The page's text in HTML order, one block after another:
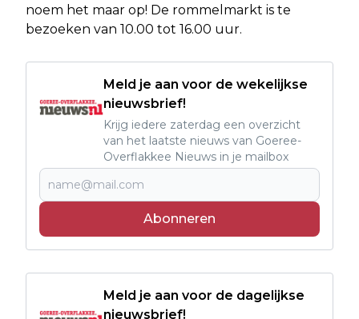
noem het maar op! De rommelmarkt is te
bezoeken van 10.00 tot 16.00 uur.
Meld je aan voor de wekelijkse
nieuwsbrief!
Krijg iedere zaterdag een overzicht
van het laatste nieuws van Goeree-
Overflakkee Nieuws in je mailbox
Abonneren
Meld je aan voor de dagelijkse
nieuwsbrief!